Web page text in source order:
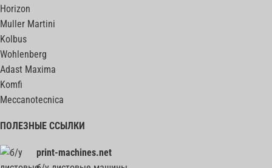
Horizon
Muller Martini
Kolbus
Wohlenberg
Adast Maxima
Komfi
Meccanotecnica
ПОЛЕЗНЫЕ ССЫЛКИ
print-machines.net